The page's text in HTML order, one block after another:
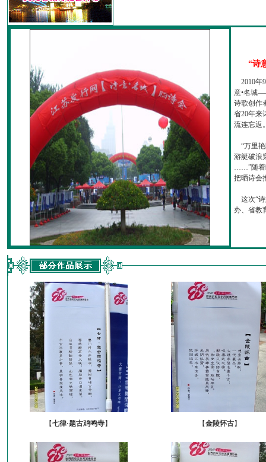
“诗
2010年
意•名城
诗歌创作
省20年来
流连忘返
“万里艳
游艇破浪
……”随着
把晒诗会
这次“诗
办、省教
【七律·题古鸡鸣寺】 【金陵怀古】